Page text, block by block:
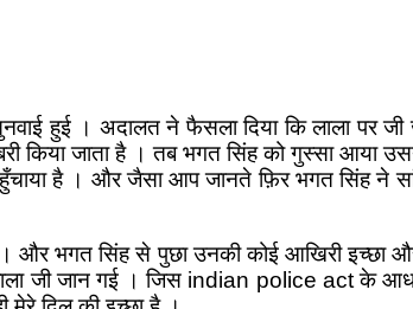
हुई । अदालत ने फैसला दिया कि लाला पर जी
किया जाता है । तब भगत सिंह को गुस्सा आया
है । और जैसा आप जानते फ़िर भगत सिंह ने
। और भगत सिंह से पुछा उनकी कोई आखिरी
जी जान गई । जिस indian police act के